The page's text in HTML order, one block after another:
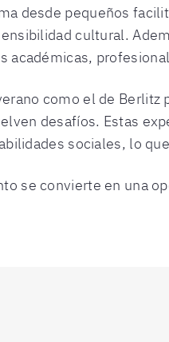
desde pequeños
cultural.
académicas,
como el de
desafíos. Estas
sociales, lo
se convierte en una